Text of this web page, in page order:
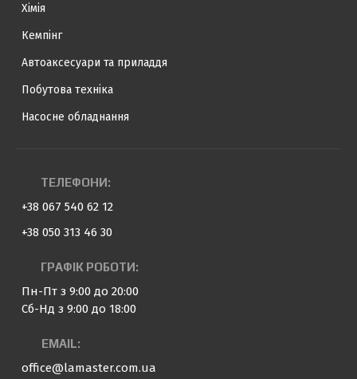
Хімія
Кемпінг
Автоаксесуари та приладдя
Побутова техніка
Насосне обладнання
ТЕЛЕФОНИ:
+38 067 540 62 12
+38 050 313 46 30
ГРАФІК РОБОТИ:
Пн-Пт з 9:00 до 20:00
Сб-Нд з 9:00 до 18:00
EMAIL:
office@lamaster.com.ua